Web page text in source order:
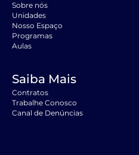
Sobre nós
Unidades
Nosso Espaço
Programas
Aulas
Saiba Mais
Contratos
Trabalhe Conosco
Canal de Denúncias